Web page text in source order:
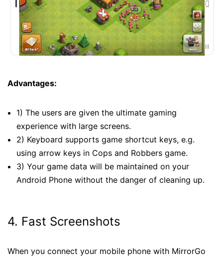
Advantages:
1) The users are given the ultimate gaming
experience with large screens.
2) Keyboard supports game shortcut keys, e.g.
using arrow keys in Cops and Robbers game.
3) Your game data will be maintained on your
Android Phone without the danger of cleaning up.
4. Fast Screenshots
When you connect your mobile phone with MirrorGo